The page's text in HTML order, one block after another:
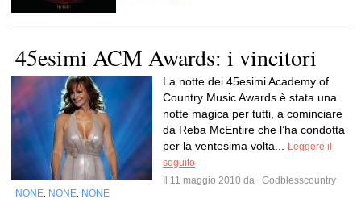
45esimi ACM Awards: i vincitori
La notte dei 45esimi Academy of
Country Music Awards è stata una
notte magica per tutti, a cominciare
da Reba McEntire che l’ha condotta
per la ventesima volta...
Leggere il
seguito
Il 11 maggio 2010 da
Godblesscountry
NONE NONE NONE